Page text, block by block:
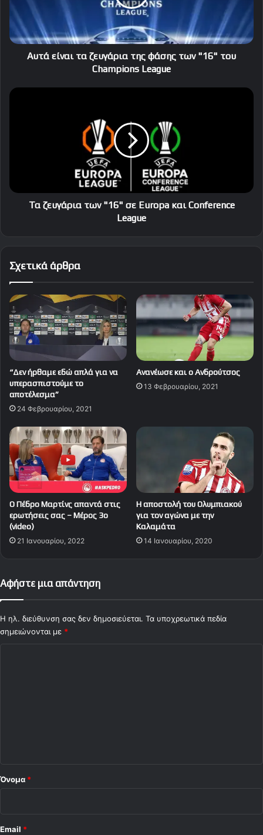
φάσης
των
"16"
του
Champions
Αυτά είναι τα ζευγάρια της φάσης των "16" του
Champions League
Τα
League
Τα ζευγάρια των "16" σε Europa και Conference
League
Σχετικά άρθρα
“Δεν ήρθαμε εδώ απλά για να
υπερασπιστούμε το
αποτέλεσμα”
24 Φεβρουαρίου, 2021
Ανανέωσε και ο Ανδρούτσος
13 Φεβρουαρίου, 2021
Ο Πέδρο Μαρτίνς απαντά στις
ερωτήσεις σας – Μέρος 3ο
(video)
21 Ιανουαρίου, 2022
H αποστολή του Ολυμπιακού
για τον αγώνα με την
Καλαμάτα
14 Ιανουαρίου, 2020
Αφήστε μια απάντηση
Η ηλ. διεύθυνση σας δεν δημοσιεύεται. Τα υποχρεωτικά πεδία
σημειώνονται με *
Όνομα *
Email *